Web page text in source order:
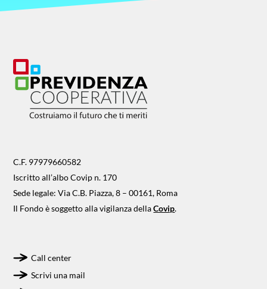
C.F. 97979660582
Iscritto all’albo Covip n. 170
Sede legale: Via C.B. Piazza, 8 – 00161, Roma
Il Fondo è soggetto alla vigilanza dellaCovip.
Call center
Scrivi una mail